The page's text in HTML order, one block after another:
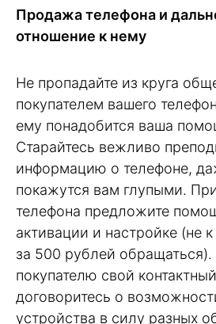
Продажа телефона и
отношение к нему
Не пропадайте из круга
покупателем вашего
ему понадобится ваша
Старайтесь вежливо
информацию о телефоне,
покажутся вам глупыми.
телефона предложите
активации и настройке (не
за 500 рублей обращаться).
покупателю свой
договоритесь о
устройства в силу разных